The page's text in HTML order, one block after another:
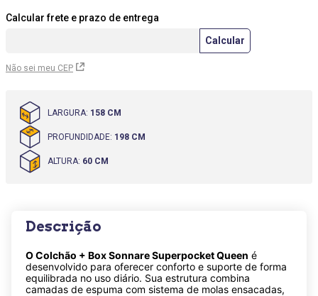
Não sei meu CEP
LARGURA: 158 CM
PROFUNDIDADE: 198 CM
ALTURA: 60 CM
Descrição
O Colchão + Box Sonnare Superpocket Queen é
desenvolvido para oferecer conforto e suporte de forma
equilibrada no uso diário. Sua estrutura combina
camadas de espuma com sistema de molas ensacadas,